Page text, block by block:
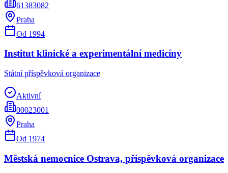
61383082
Praha
Od 1994
Institut klinické a experimentální medicíny
Státní příspěvková organizace
Aktivní
00023001
Praha
Od 1974
Městská nemocnice Ostrava, příspěvková organizace